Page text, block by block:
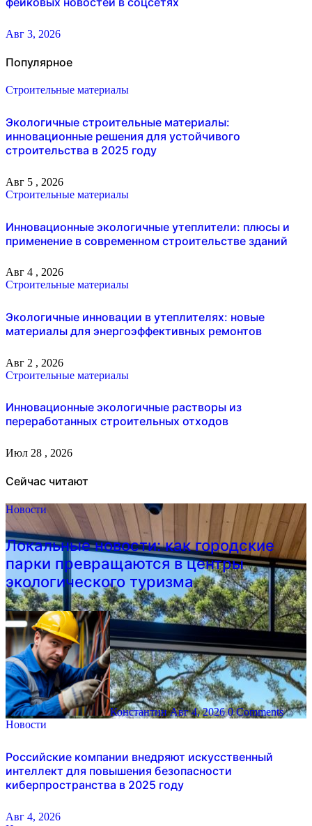
Авг 3, 2026
Популярное
Строительные материалы
Экологичные строительные материалы:
инновационные решения для устойчивого
строительства в 2025 году
Авг 5 , 2026
Строительные материалы
Инновационные экологичные утеплители: плюсы и
применение в современном строительстве зданий
Авг 4 , 2026
Строительные материалы
Экологичные инновации в утеплителях: новые
материалы для энергоэффективных ремонтов
Авг 2 , 2026
Строительные материалы
Инновационные экологичные растворы из
переработанных строительных отходов
Июл 28 , 2026
Сейчас читают
Новости
Локальные новости: как городские
парки превращаются в центры
экологического туризма
КонстантинАвг 4, 2026 0 Comments
Новости
Российские компании внедряют искусственный
интеллект для повышения безопасности
киберпространства в 2025 году
Авг 4, 2026